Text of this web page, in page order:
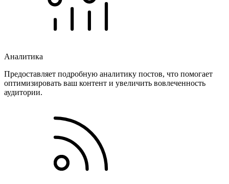
Аналитика
Предоставляет подробную аналитику постов, что помогает
оптимизировать ваш контент и увеличить вовлеченность
аудитории.